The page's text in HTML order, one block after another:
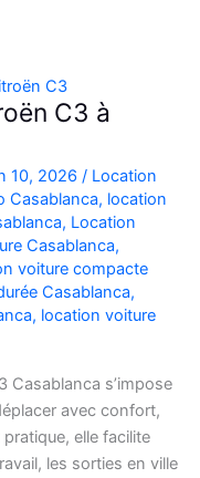
C3 à
10, 2026 / Location
Casablanca, location
, Location
Casablanca,
voiture compacte
Casablanca,
, location voiture
Casablanca s’impose
avec confort,
elle facilite
les sorties en ville